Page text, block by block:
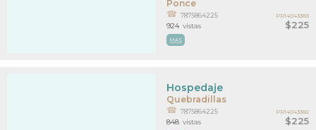
Ponce
$225
7875864225
MAS
924 vistas
PR14043383
Quebradillas
$225
Hospedaje
7875864225
848 vistas
PR14043382